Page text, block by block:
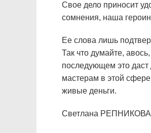
Свое дело приносит
сомнения, наша
Ее слова лишь
Так что думайте,
последующем это даст
мастерам в этой
живые деньги.
Светлана